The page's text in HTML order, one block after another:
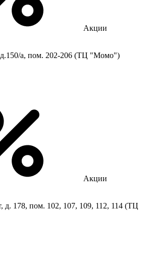
Акции
д.150/а, пом. 202-206 (ТЦ "Момо")
Акции
д. 178, пом. 102, 107, 109, 112, 114 (ТЦ